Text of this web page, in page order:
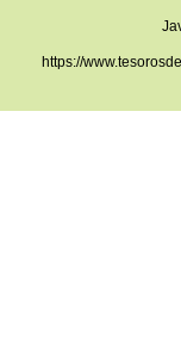
https://